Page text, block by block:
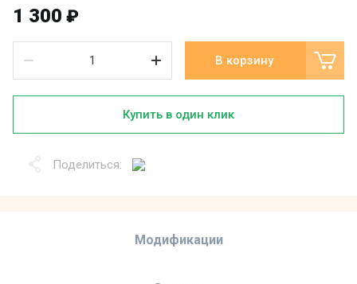
1 300 ₽
В корзину
Купить в один клик
Поделиться:
Модификации